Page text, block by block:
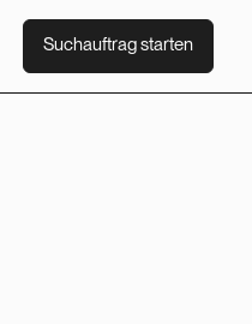
Suchauftrag starten
Suchauftrag starten